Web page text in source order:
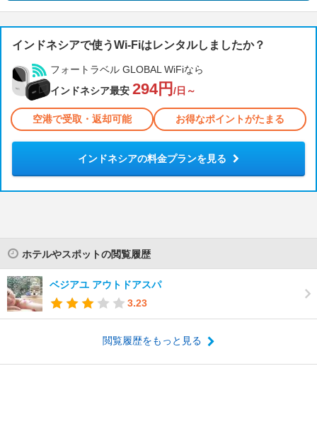
インドネシアで使うWi-Fiはレンタルしましたか？
フォートラベル GLOBAL WiFiなら
インドネシア最安 294円 /日～
空港で受取・返却可能 お得なポイントがたまる
インドネシアの料金プランを見る
ホテルやスポットの閲覧履歴
ベジアユ アウトドアスパ
3.23
閲覧履歴をもっと見る